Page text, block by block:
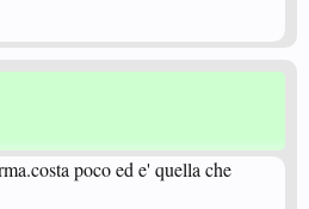
poco ed e' quella che